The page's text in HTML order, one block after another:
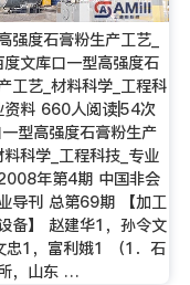
强度石膏粉生产工艺_
度文库口一型高强度石
工艺_材料科学_工程科
资料 660人阅读|54次
型高强度石膏粉生产
料科学_工程科技_专业
年第4期 中国非会
导刊 总第69期 【加工
备】 赵建华1，孙令文
忠1，富利娥1 （1．石
，山东 …